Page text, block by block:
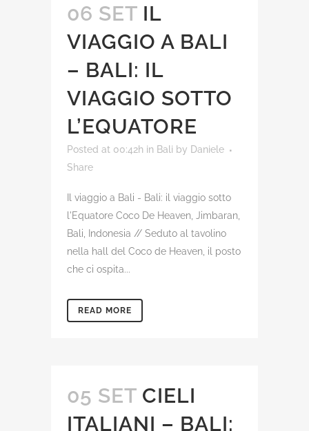
06 SET IL
VIAGGIO A BALI
– BALI: IL
VIAGGIO SOTTO
L’EQUATORE
Posted at 00:42h in Bali by Daniele
Share
Il viaggio a Bali - Bali: il viaggio sotto
l'Equatore Coco De Heaven, Jimbaran,
Bali, Indonesia // Seduto al tavolino
nella hall del Coco de Heaven, il posto
che ci ospita...
READ MORE
05 SET CIELI
ITALIANI – BALI: